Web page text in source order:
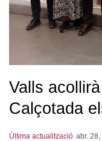
Valls
Calçotada
Última actualització abr. 28,